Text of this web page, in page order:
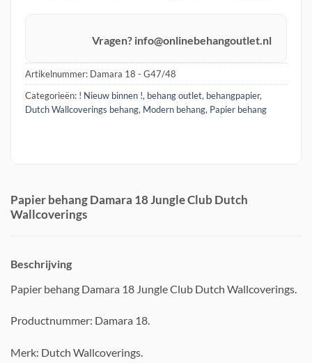
Vragen? info@onlinebehangoutlet.nl
Artikelnummer: Damara 18 - G47/48
Categorieën: ! Nieuw binnen !, behang outlet, behangpapier,
Dutch Wallcoverings behang, Modern behang, Papier behang
Papier behang Damara 18 Jungle Club Dutch
Wallcoverings
Beschrijving
Papier behang Damara 18 Jungle Club Dutch Wallcoverings.
Productnummer: Damara 18.
Merk: Dutch Wallcoverings.